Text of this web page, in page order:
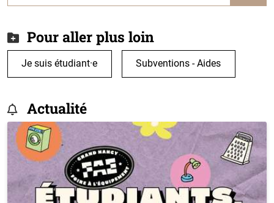
Pour aller plus loin
Je suis étudiant·e Subventions - Aides
Actualité